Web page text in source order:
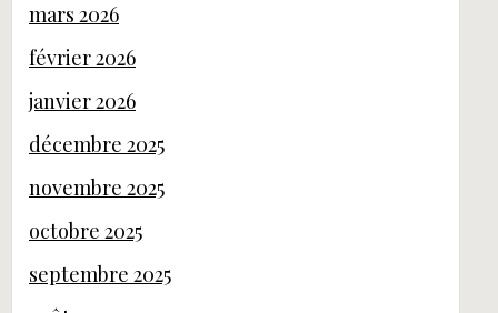
mars 2026
février 2026
janvier 2026
décembre 2025
novembre 2025
octobre 2025
septembre 2025